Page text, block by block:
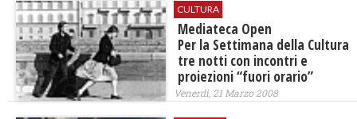
CULTURA
Mediateca Open
Per la Settimana della Cultura
tre notti con incontri e
proiezioni “fuori orario”
Venerdì, 21 Marzo 2008